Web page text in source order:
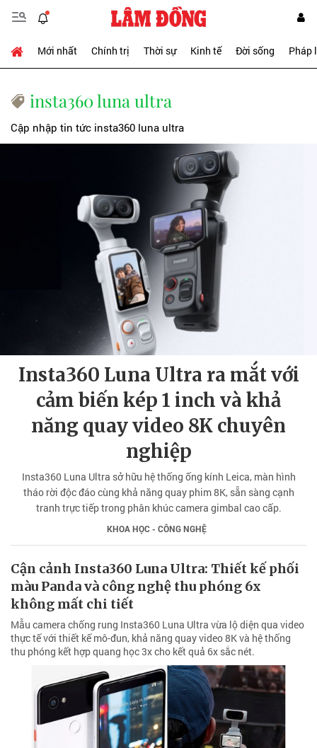
Mới nhất Chính trị Thời sự Kinh tế Đời sống Pháp
insta360 luna ultra
Cập nhập tin tức insta360 luna ultra
Insta360 Luna Ultra ra mắt với
cảm biến kép 1 inch và khả
năng quay video 8K chuyên
nghiệp
Insta360 Luna Ultra sở hữu hệ thống ống kính Leica, màn hình
tháo rời độc đáo cùng khả năng quay phim 8K, sẵn sàng cạnh
tranh trực tiếp trong phân khúc camera gimbal cao cấp.
KHOA HỌC - CÔNG NGHỆ
Cận cảnh Insta360 Luna Ultra: Thiết kế phối
màu Panda và công nghệ thu phóng 6x
không mất chi tiết
Mẫu camera chống rung Insta360 Luna Ultra vừa lộ diện qua video
thực tế với thiết kế mô-đun, khả năng quay video 8K và hệ thống
thu phóng kết hợp quang học 3x cho kết quả 6x sắc nét.